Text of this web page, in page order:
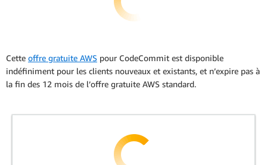
Cette offre gratuite AWS pour CodeCommit est disponible
indéfiniment pour les clients nouveaux et existants, et n’expire pas à
la fin des 12 mois de l’offre gratuite AWS standard.